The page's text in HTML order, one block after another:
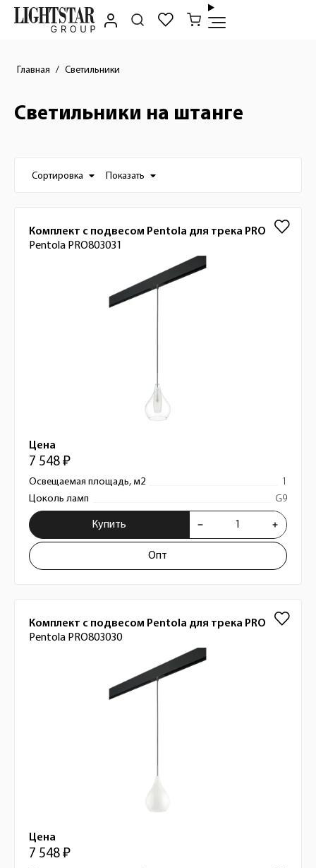
Главная Светильники
Светильники на штанге
Настройки отображения списка
Сортировка Показать
Комплект с подвесом Pentola для трека PRO
Pentola PRO803031
Цена
7 548 ₽
Освещаемая площадь, м2
1
Цоколь ламп
G9
Купить
Опт
Комплект с подвесом Pentola для трека PRO
Pentola PRO803030
Цена
7 548 ₽